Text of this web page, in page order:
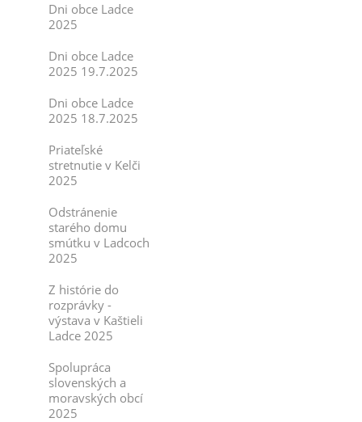
Dni obce Ladce
2025
Dni obce Ladce
2025 19.7.2025
Dni obce Ladce
2025 18.7.2025
Priateľské
stretnutie v Kelči
2025
Odstránenie
starého domu
smútku v Ladcoch
2025
Z histórie do
rozprávky -
výstava v Kaštieli
Ladce 2025
Spolupráca
slovenských a
moravských obcí
2025